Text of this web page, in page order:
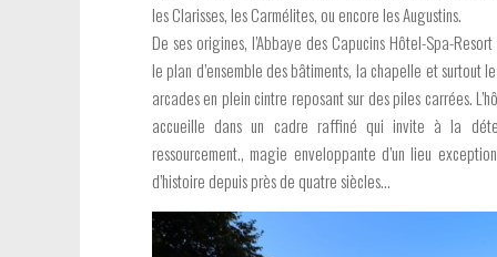
les Clarisses, les Carmélites, ou encore les Augustins.
De ses origines, l’Abbaye des Capucins Hôtel-Spa-
le plan d’ensemble des bâtiments, la chapelle et surtout
arcades en plein cintre reposant sur des piles carrées.
accueille dans un cadre raffiné qui invite à la
ressourcement., magie enveloppante d’un lieu
d’histoire depuis près de quatre siècles…